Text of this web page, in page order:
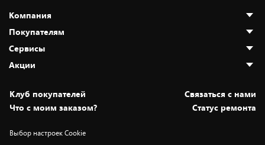
Компания
О нас
Адреса магазинов
Новости
Статьи и обзоры
Вакансии
Дай пять добру!
Покупателям
Как сделать заказ
Оплата и доставка
Безналичный расчёт
Обмен и возврат товара
Обработка персональных данных
Сервисы
Установка техники
Для игровых консолей
Для мобильных устройств
Акции
Скидки и промокоды
Белорусские товары
Бонусы
Клуб покупателей
Cвязаться с нами
Что с моим заказом?
Статус ремонта
Выбор настроек Cookie